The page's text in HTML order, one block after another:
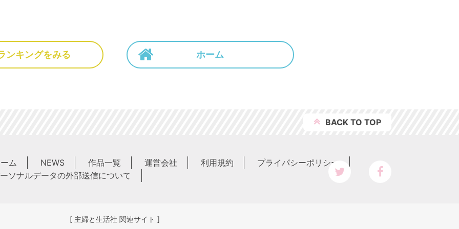
ンキングをみる ホーム
BACK TO TOP
ム NEWS 作品一覧 運営会社 利用規約
プライパシーポリシー
ソナルデータの外部送信について
[ 主婦と生活社 関連サイト ]